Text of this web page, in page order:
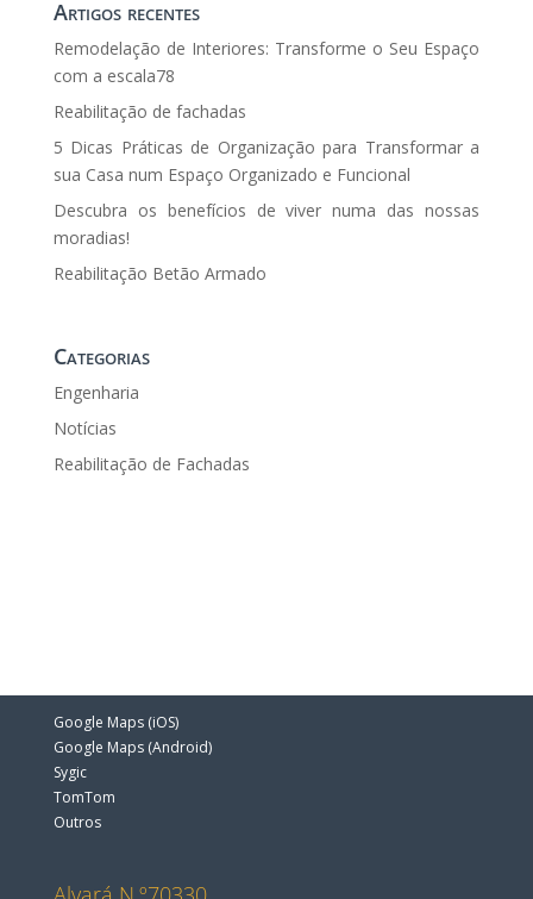
Artigos recentes
Remodelação de Interiores: Transforme o Seu Espaço
com a escala78
Reabilitação de fachadas
5 Dicas Práticas de Organização para Transformar a
sua Casa num Espaço Organizado e Funcional
Descubra os benefícios de viver numa das nossas
moradias!
Reabilitação Betão Armado
Categorias
Engenharia
Notícias
Reabilitação de Fachadas
Contactos
Google Maps (iOS)
Google Maps (Android)
Sygic
TomTom
Outros